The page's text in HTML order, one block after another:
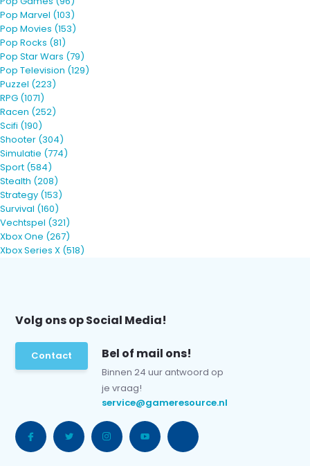
Pop Marvel (103)
Pop Movies (153)
Pop Rocks (81)
Pop Star Wars (79)
Pop Television (129)
Puzzel (223)
RPG (1071)
Racen (252)
Scifi (190)
Shooter (304)
Simulatie (774)
Sport (584)
Stealth (208)
Strategy (153)
Survival (160)
Vechtspel (321)
Xbox One (267)
Xbox Series X (518)
Volg ons op Social Media!
Contact Bel of mail ons!
Binnen 24 uur antwoord op
je vraag!
service@gameresource.nl